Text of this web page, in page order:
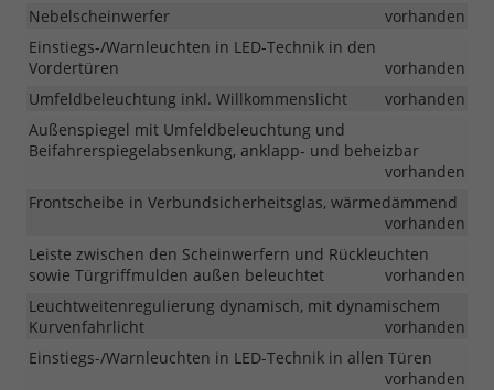
Nebelscheinwerfer
vorhanden
Einstiegs-/Warnleuchten in LED-Technik in den
Vordertüren
vorhanden
Umfeldbeleuchtung inkl. Willkommenslicht
vorhanden
Außenspiegel mit Umfeldbeleuchtung und
Beifahrerspiegelabsenkung, anklapp- und beheizbar
vorhanden
Frontscheibe in Verbundsicherheitsglas, wärmedämmend
vorhanden
Leiste zwischen den Scheinwerfern und Rückleuchten
sowie Türgriffmulden außen beleuchtet
vorhanden
Leuchtweitenregulierung dynamisch, mit dynamischem
Kurvenfahrlicht
vorhanden
Einstiegs-/Warnleuchten in LED-Technik in allen Türen
vorhanden